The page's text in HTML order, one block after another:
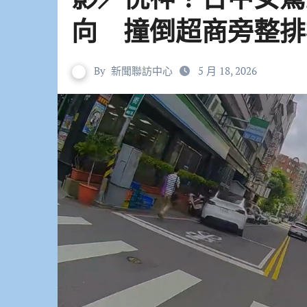
向 撞倒超商旁整
By 新聞聯訪中心 5 月 18, 2026